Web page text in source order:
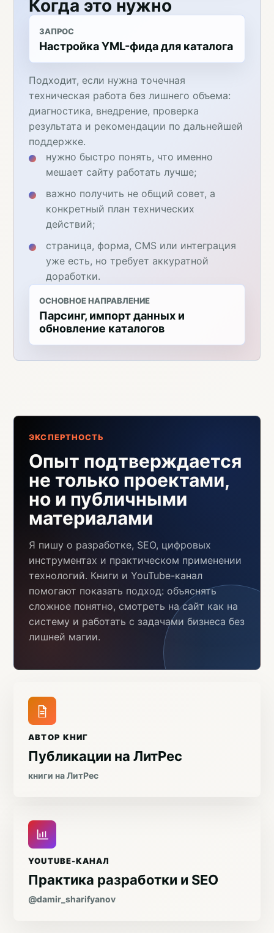
Когда это нужно
ЗАПРОС
Настройка YML-фида для каталога
Подходит, если нужна точечная
техническая работа без лишнего объема:
диагностика, внедрение, проверка
результата и рекомендации по дальнейшей
поддержке.
нужно быстро понять, что именно
мешает сайту работать лучше;
важно получить не общий совет, а
конкретный план технических
действий;
страница, форма, CMS или интеграция
уже есть, но требует аккуратной
доработки.
ОСНОВНОЕ НАПРАВЛЕНИЕ
Парсинг, импорт данных и
обновление каталогов
ЭКСПЕРТНОСТЬ
Опыт подтверждается
не только проектами,
но и публичными
материалами
Я пишу о разработке, SEO, цифровых
инструментах и практическом применении
технологий. Книги и YouTube-канал
помогают показать подход: объяснять
сложное понятно, смотреть на сайт как на
систему и работать с задачами бизнеса без
лишней магии.
АВТОР КНИГ
Публикации на ЛитРес
книги на ЛитРес
YOUTUBE-КАНАЛ
Практика разработки и SEO
@damir_sharifyanov